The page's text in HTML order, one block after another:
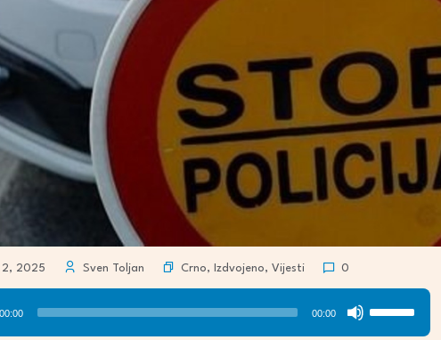
2, 2025 Sven Toljan Crno, Izdvojeno, Vijesti 0
00:00 00:00
Use
Up/Down